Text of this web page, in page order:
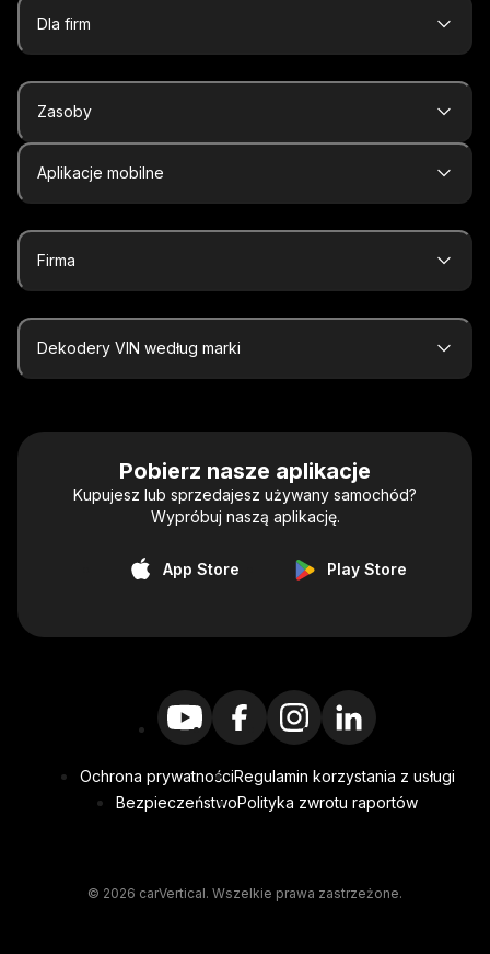
Dla firm
Zasoby
Aplikacje mobilne
Firma
Dekodery VIN według marki
Pobierz nasze aplikacje
Kupujesz lub sprzedajesz używany samochód?
Wypróbuj naszą aplikację.
App Store Play Store
Ochrona prywatnościRegulamin korzystania z usługi
BezpieczeństwoPolityka zwrotu raportów
© 2026 carVertical. Wszelkie prawa zastrzeżone.